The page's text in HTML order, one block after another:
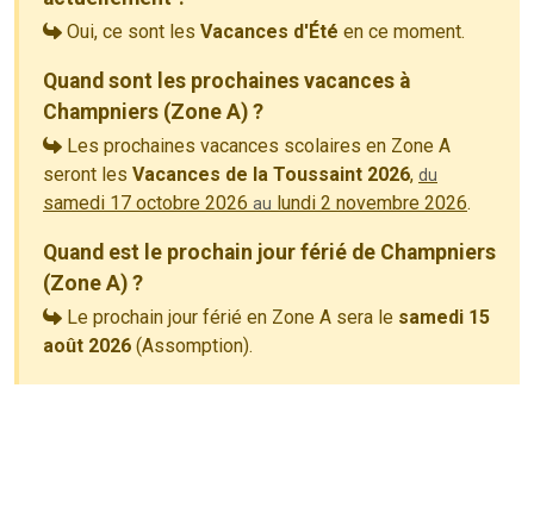
Oui, ce sont les Vacances d'Été en ce moment.
Quand sont les prochaines vacances à
Champniers (Zone A) ?
Les prochaines vacances scolaires en Zone A
seront les Vacances de la Toussaint 2026, du
samedi 17 octobre 2026 au lundi 2 novembre 2026.
Quand est le prochain jour férié de Champniers
(Zone A) ?
Le prochain jour férié en Zone A sera le samedi 15
août 2026 (Assomption).